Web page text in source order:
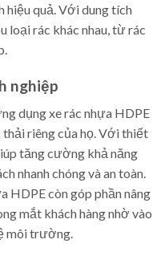
hiệu quả. Với dung tích
loại rác khác nhau, từ rác
nghiệp
dụng xe rác nhựa HDPE
riêng của họ. Với thiết
tăng cường khả năng
nhanh chóng và an toàn.
HDPE còn góp phần nâng
mắt khách hàng nhờ vào
môi trường.